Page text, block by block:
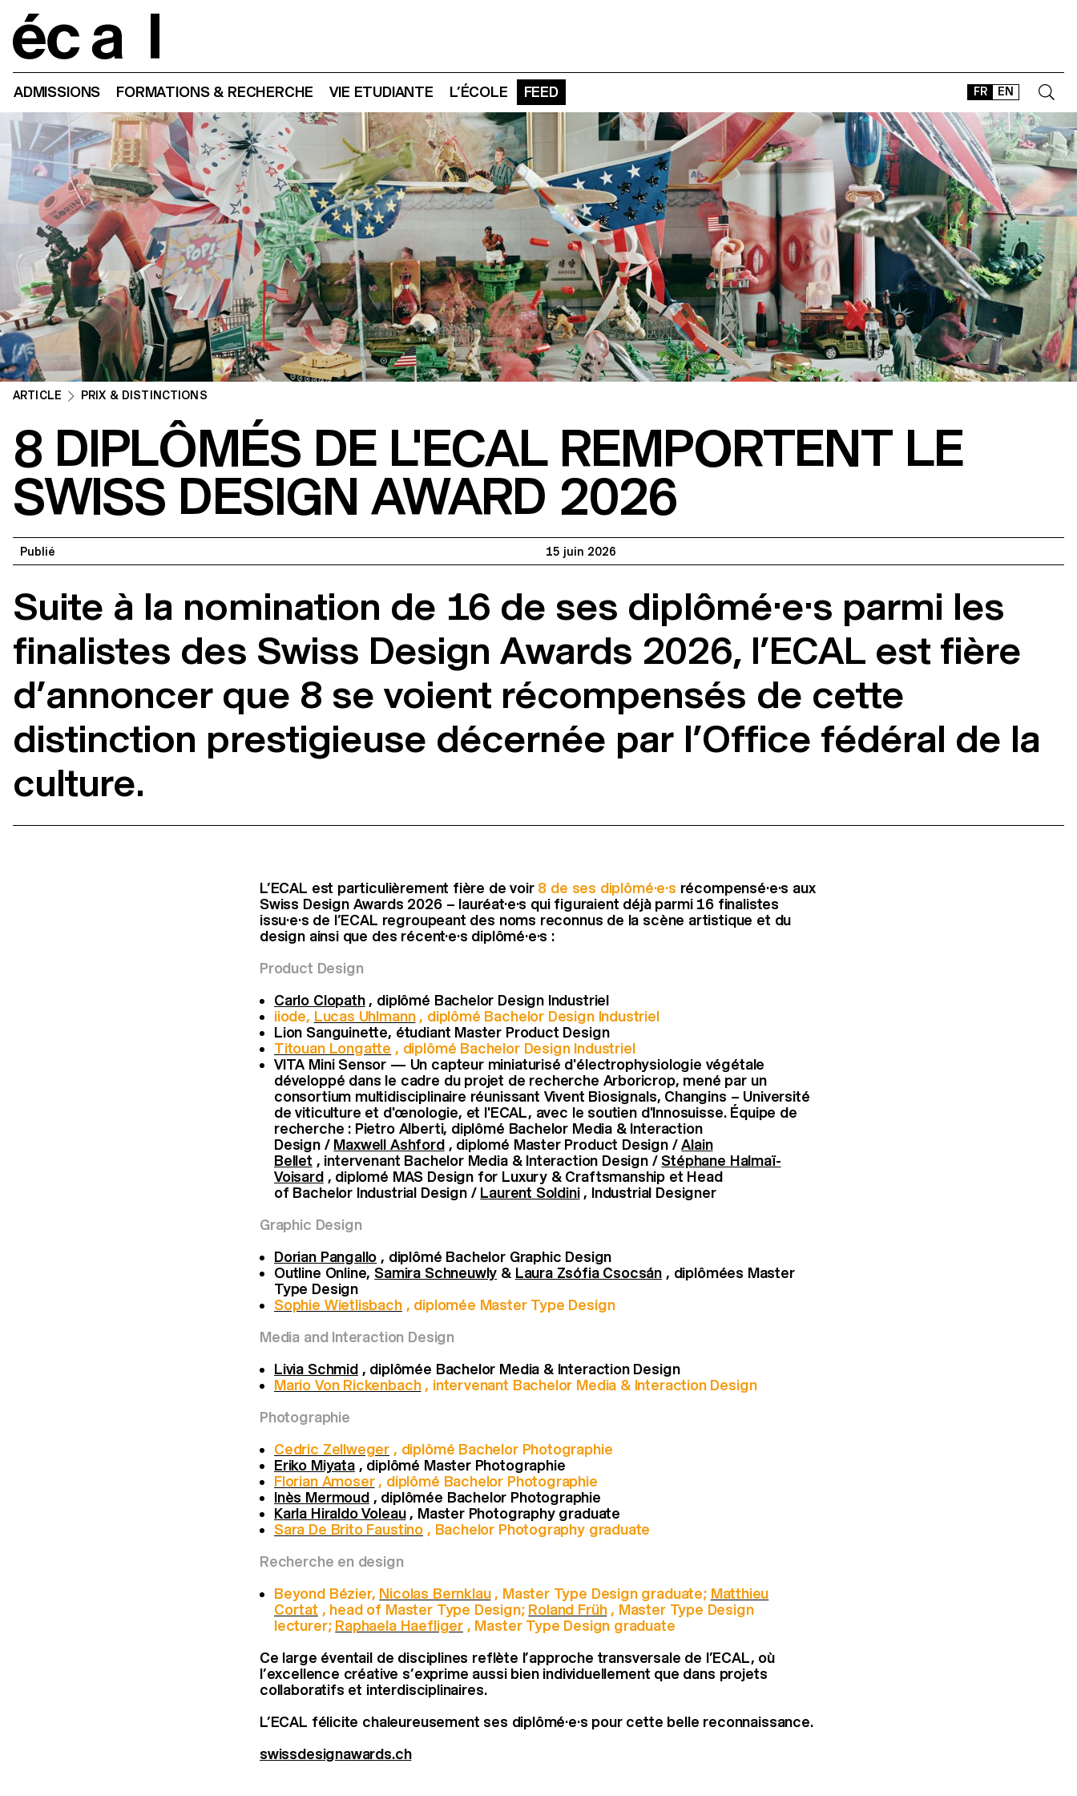
FR EN
ADMISSIONS FORMATIONS & RECHERCHE VIE ETUDIANTE L’ÉCOLE FEED
CONTACT
SHOP
TYPEFACES
OFFLINE-ONLINE
Instagram
Facebook
LinkedIn
Vimeo
ARTICLE PRIX & DISTINCTIONS
8 DIPLÔMÉS DE L'ECAL REMPORTENT LE
SWISS DESIGN AWARD 2026
Publié 15 juin 2026
Suite à la nomination de 16 de ses diplômé·e·s parmi les
finalistes des Swiss Design Awards 2026, l’ECAL est fière
d’annoncer que 8 se voient récompensés de cette
distinction prestigieuse décernée par l’Office fédéral de la
culture.
L’ECAL est particulièrement fière de voir 8 de ses diplômé·e·s récompensé·e·s aux
Swiss Design Awards 2026 – lauréat·e·s qui figuraient déjà parmi 16 finalistes
issu·e·s de l’ECAL regroupeant des noms reconnus de la scène artistique et du
design ainsi que des récent·e·s diplômé·e·s :
Product Design
Carlo Clopath, diplômé Bachelor Design Industriel
iiode, Lucas Uhlmann, diplômé Bachelor Design Industriel
Lion Sanguinette, étudiant Master Product Design
Titouan Longatte , diplômé Bachelor Design Industriel
VITA Mini Sensor — Un capteur miniaturisé d'électrophysiologie végétale
développé dans le cadre du projet de recherche Arboricrop, mené par un
consortium multidisciplinaire réunissant Vivent Biosignals, Changins – Université
de viticulture et d'œnologie, et l'ECAL, avec le soutien d'Innosuisse. Équipe de
recherche : Pietro Alberti, diplômé Bachelor Media & Interaction
Design / Maxwell Ashford, diplomé Master Product Design /Alain
Bellet , intervenant Bachelor Media & Interaction Design / Stéphane Halmaï-
Voisard, diplomé MAS Design for Luxury & Craftsmanship et Head
of Bachelor Industrial Design / Laurent Soldini, Industrial Designer
Graphic Design
Dorian Pangallo , diplômé Bachelor Graphic Design
Outline Online, Samira Schneuwly & Laura Zsófia Csocsán , diplômées Master
Type Design
Sophie Wietlisbach, diplomée Master Type Design
Media and Interaction Design
Livia Schmid, diplômée Bachelor Media & Interaction Design
Mario Von Rickenbach, intervenant Bachelor Media & Interaction Design
Photographie
Cedric Zellweger , diplômé Bachelor Photographie
Eriko Miyata, diplômé Master Photographie
Florian Amoser, diplômé Bachelor Photographie
Inès Mermoud, diplômée Bachelor Photographie
Karla Hiraldo Voleau, Master Photography graduate
Sara De Brito Faustino , Bachelor Photography graduate
Recherche en design
Beyond Bézier, Nicolas Bernklau, Master Type Design graduate; Matthieu
Cortat , head of Master Type Design; Roland Früh, Master Type Design
lecturer; Raphaela Haefliger, Master Type Design graduate
Ce large éventail de disciplines reflète l’approche transversale de l’ECAL, où
l’excellence créative s’exprime aussi bien individuellement que dans projets
collaboratifs et interdisciplinaires.
L’ECAL félicite chaleureusement ses diplômé·e·s pour cette belle reconnaissance.
swissdesignawards.ch